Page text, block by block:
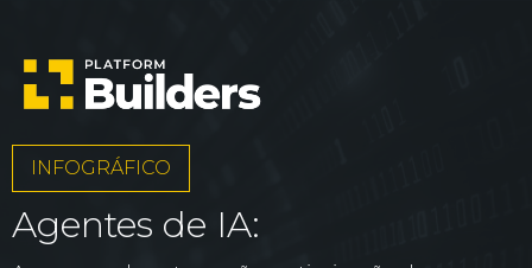
INFOGRÁFICO
Agentes de IA: